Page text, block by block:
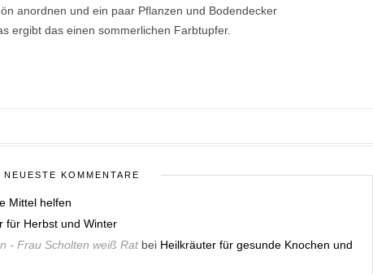
anordnen und ein paar Pflanzen und Bodendecker
ergibt das einen sommerlichen Farbtupfer.
NEUESTE KOMMENTARE
Mittel helfen
für Herbst und Winter
- Frau Scholten weiß Ratbei Heilkräuter für gesunde Knochen und